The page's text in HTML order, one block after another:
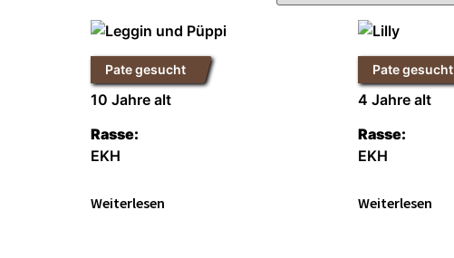
Pate gesucht
Leggin und Püppi
10 Jahre alt
Rasse:
EKH
Weiterlesen
Pate gesucht
Lilly
4 Jahre alt
Rasse:
EKH
Weiterlesen